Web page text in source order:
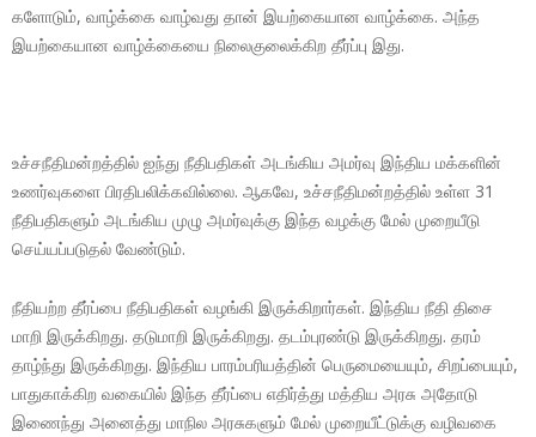
களோடும், வாழ்க்கை வாழ்வது தான் இயற்கையான வாழ்க்கை. அந்த
இயற்கையான வாழ்க்கையை நிலைகுலைக்கிற தீர்ப்பு இது.
உச்சநீதிமன்றத்தில் ஐந்து நீதிபதிகள் அடங்கிய அமர்வு இந்திய மக்களின்
உணர்வுகளை பிரதிபலிக்கவில்லை. ஆகவே, உச்சநீதிமன்றத்தில் உள்ள 31
நீதிபதிகளும் அடங்கிய முழு அமர்வுக்கு இந்த வழக்கு மேல் முறையீடு
செய்யப்படுதல் வேண்டும்.
நீதியற்ற தீர்ப்பை நீதிபதிகள் வழங்கி இருக்கிறார்கள். இந்திய நீதி திசை
மாறி இருக்கிறது. தடுமாறி இருக்கிறது. தடம்புரண்டு இருக்கிறது. தரம்
தாழ்ந்து இருக்கிறது. இந்திய பாரம்பரியத்தின் பெருமையையும், சிறப்பையும்,
பாதுகாக்கிற வகையில் இந்த தீர்ப்பை எதிர்த்து மத்திய அரசு அதோடு
இணைந்து அனைத்து மாநில அரசுகளும் மேல் முறையீட்டுக்கு வழிவகை